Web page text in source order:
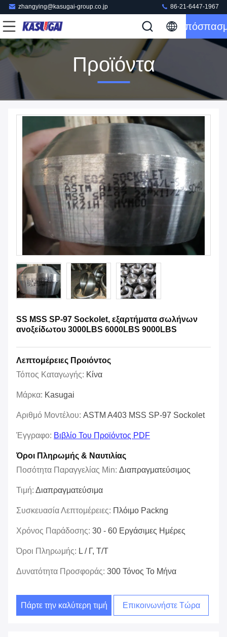
zhangying@kasugai-group.co.jp 86-21-6447-1967
Προϊόντα
SS MSS SP-97 Sockolet, εξαρτήματα σωλήνων
ανοξείδωτου 3000LBS 6000LBS 9000LBS
Λεπτομέρειες Προιόντος
Τόπος Καταγωγής: Κίνα
Μάρκα: Kasugai
Αριθμό Μοντέλου: ASTM A403 MSS SP-97 Sockolet
Έγγραφο: Βιβλίο Του Προϊόντος PDF
Όροι Πληρωμής & Ναυτιλίας
Ποσότητα Παραγγελίας Min: Διαπραγματεύσιμος
Τιμή: Διαπραγματεύσιμα
Συσκευασία Λεπτομέρειες: Πλόιμο Packng
Χρόνος Παράδοσης: 30 - 60 Εργάσιμες Ημέρες
Όροι Πληρωμής: L / Γ, Τ/Τ
Δυνατότητα Προσφοράς: 300 Τόνος Το Μήνα
Πάρτε την καλύτερη τιμή Επικοινωνήστε Τώρα